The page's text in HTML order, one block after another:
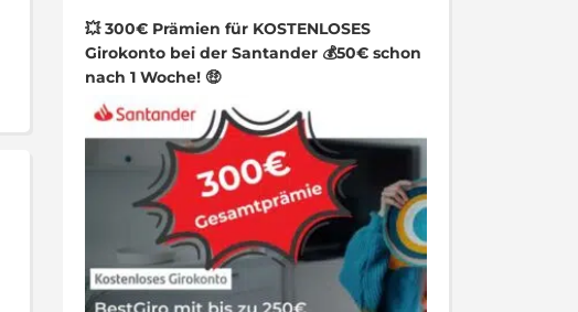
💥 300€ Prämien für KOSTENLOSES
Girokonto bei der Santander 💰50€ schon
nach 1 Woche! 🤑